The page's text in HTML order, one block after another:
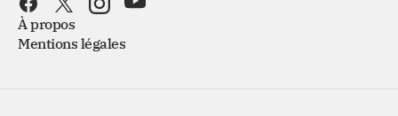
À propos
Mentions légales